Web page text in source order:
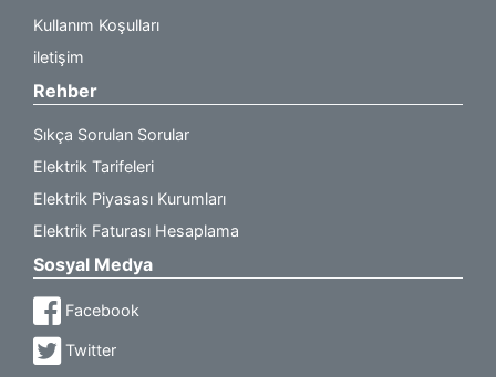
Kullanım Koşulları
iletişim
Rehber
Sıkça Sorulan Sorular
Elektrik Tarifeleri
Elektrik Piyasası Kurumları
Elektrik Faturası Hesaplama
Sosyal Medya
Facebook
Twitter